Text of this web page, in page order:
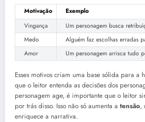
Motivação
Exemplo
Vingança
Um personagem busca
Medo
Alguém faz escolhas erradas
Amor
Um personagem arrisca tudo
Esses motivos criam uma base sólida para a
que o leitor entenda as decisões dos
personagem age, é importante que o leitor
por trás disso. Isso não só aumenta a tensão,
enriquece a narrativa.